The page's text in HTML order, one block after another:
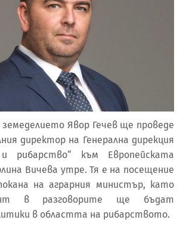
Явор Гечев ще проведе
директор на Генерална дирекция
и рибарство“ към Европейската
Вичева утре. Тя е на посещение
на аграрния министър, като
в разговорите ще бъдат
в областта на рибарството.